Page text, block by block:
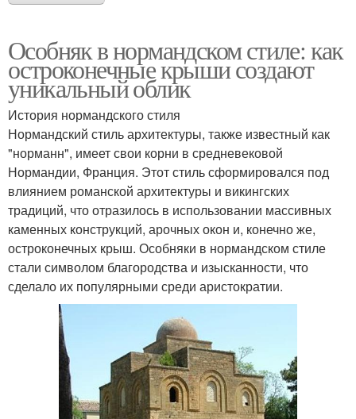
Особняк в нормандском стиле: как
остроконечные крыши создают
уникальный облик
История нормандского стиля
Нормандский стиль архитектуры, также известный как
"норманн", имеет свои корни в средневековой
Нормандии, Франция. Этот стиль сформировался под
влиянием романской архитектуры и викингских
традиций, что отразилось в использовании массивных
каменных конструкций, арочных окон и, конечно же,
остроконечных крыш. Особняки в нормандском стиле
стали символом благородства и изысканности, что
сделало их популярными среди аристократии.